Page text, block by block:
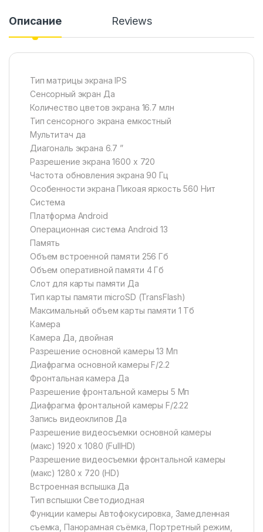
Описание Reviews
Тип матрицы экрана IPS
Сенсорный экран Да
Количество цветов экрана 16.7 млн
Тип сенсорного экрана емкостный
Мультитач да
Диагональ экрана 6.7 ”
Разрешение экрана 1600 x 720
Частота обновления экрана 90 Гц
Особенности экрана Пикоая яркость 560 Нит
Система
Платформа Android
Операционная система Android 13
Память
Объем встроенной памяти 256 Гб
Объем оперативной памяти 4 Гб
Слот для карты памяти Да
Тип карты памяти microSD (TransFlash)
Максимальный объем карты памяти 1 Тб
Камера
Камера Да, двойная
Разрешение основной камеры 13 Мп
Диафрагма основной камеры F/2.2
Фронтальная камера Да
Разрешение фронтальной камеры 5 Мп
Диафрагма фронтальной камеры F/2.22
Запись видеоклипов Да
Разрешение видеосъемки основной камеры
(макс) 1920 x 1080 (FullHD)
Разрешение видеосъемки фронтальной камеры
(макс) 1280 х 720 (HD)
Встроенная вспышка Да
Тип вспышки Светодиодная
Функции камеры Автофокусировка, Замедленная
съемка, Панорамная съёмка, Портретный режим,